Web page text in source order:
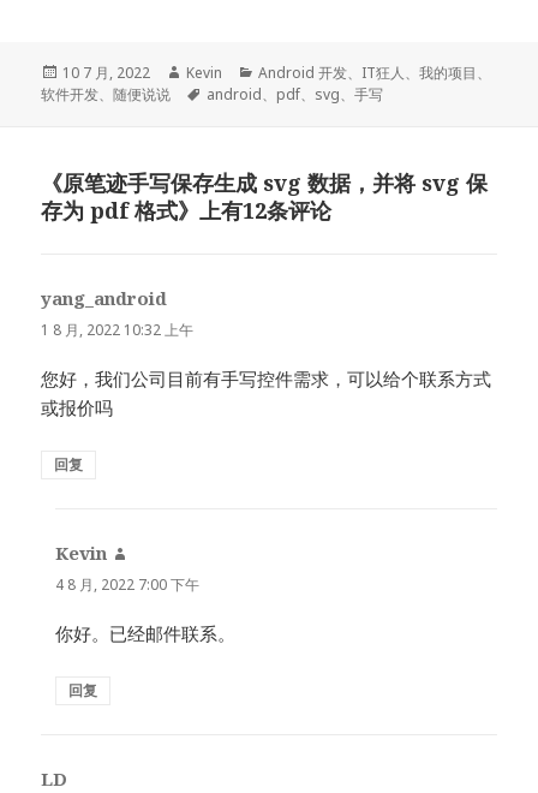
发
布
10 7 月, 2022
作
者
Kevin
分
类
Android 开发、 IT狂人、我的项目、
软件开发、随便说说
标
android、 pdf、 svg、手写
《原笔迹手写保存生成 svg 数据，并将 svg 保
存为 pdf 格式》上有12条评论
yang_android
道：
1 8 月, 2022 10:32 上午
您好，我们公司目前有手写控件需求，可以给个联系方式
或报价吗
回复
Kevin
道：
4 8 月, 2022 7:00 下午
你好。已经邮件联系。
回复
LD